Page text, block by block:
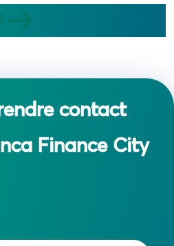
contact
Finance City